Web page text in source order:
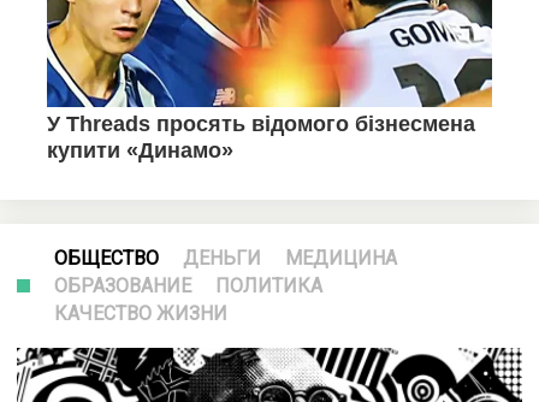
ОБЩЕСТВО ДЕНЬГИ
МЕДИЦИНА
ОБРАЗОВАНИЕ
ПОЛИТИКА
КАЧЕСТВО ЖИЗНИ